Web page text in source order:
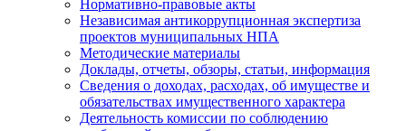
Нормативно-правовые акты
Независимая антикоррупционная экспертиза
проектов муниципальных НПА
Методические материалы
Доклады, отчеты, обзоры, статьи, информация
Сведения о доходах, расходах, об имуществе и
обязательствах имущественного характера
Деятельность комиссии по соблюдению